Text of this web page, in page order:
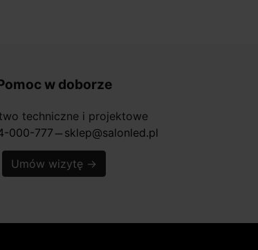
w doborze
techniczne i projektowe
000-777 horizontal_rule sklep@salonled.pl
Umów wizytę →